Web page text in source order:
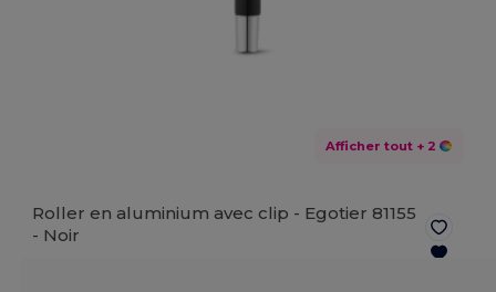
Afficher tout + 2
Roller en aluminium avec clip - Egotier 81155
- Noir